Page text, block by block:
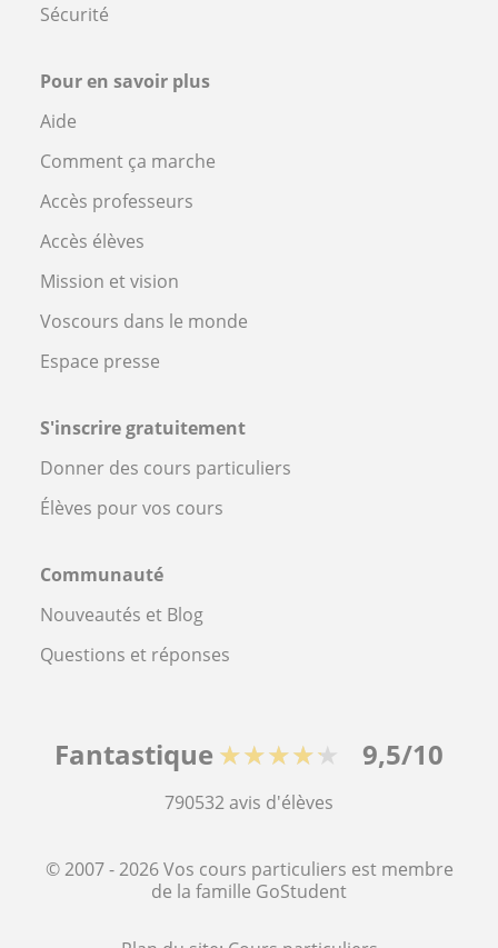
Sécurité
Pour en savoir plus
Aide
Comment ça marche
Accès professeurs
Accès élèves
Mission et vision
Voscours dans le monde
Espace presse
S'inscrire gratuitement
Donner des cours particuliers
Élèves pour vos cours
Communauté
Nouveautés et Blog
Questions et réponses
Fantastique ★★★★★ 9,5/10
790532avis d'élèves
© 2007 - 2026 Vos cours particuliers est membre
de la famille GoStudent